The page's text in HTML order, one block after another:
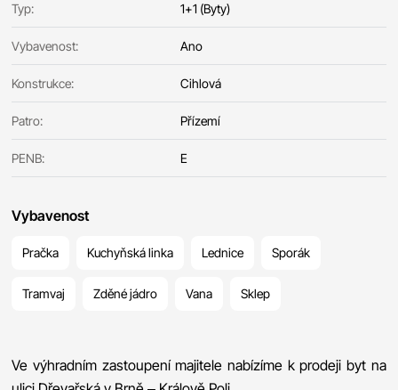
Typ: 1+1 (Byty)
Vybavenost: Ano
Konstrukce: Cihlová
Patro: Přízemí
PENB: E
Vybavenost
Pračka Kuchyňská linka Lednice Sporák
Tramvaj Zděné jádro Vana Sklep
Ve výhradním zastoupení majitele nabízíme k prodeji byt na